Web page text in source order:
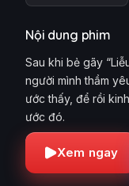
Nội dung phim
Sau khi bẻ gãy
người mình thầm
ước thấy, để rồi
ước đó.
Xem ngay